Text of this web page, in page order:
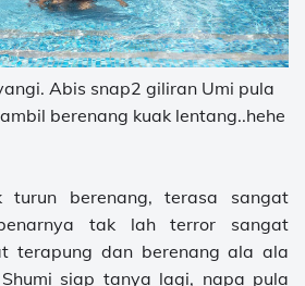
Abis snap2 giliran Umi pula
berenang kuak lentang..hehe
berenang, terasa sangat
tak lah terror sangat
terapung dan berenang ala ala
siap tanya lagi, napa pula